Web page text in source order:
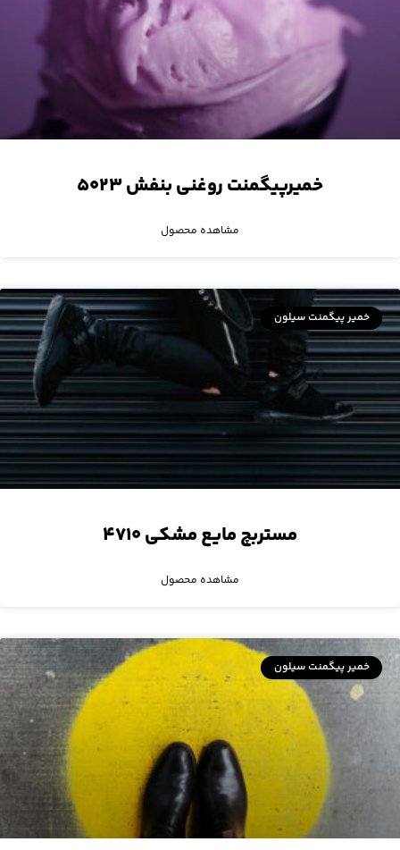
خمیرپیگمنت روغنی بنفش ۵۰۲۳
مشاهده محصول
خمیر پیگمنت سیلون
مستربچ مایع مشکی ۴۷۱۰
مشاهده محصول
خمیر پیگمنت سیلون